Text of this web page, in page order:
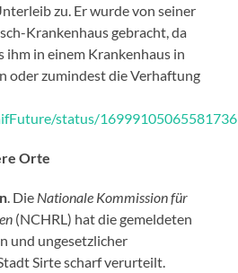
zu. Er wurde von seiner
Krankenhaus gebracht, da
ihm in einem Krankenhaus in
oder zumindest die Verhaftung
status/
Orte
. Die Nationale Kommission für
(NCHRL) hat die gemeldeten
und ungesetzlicher
Sirte scharf verurteilt.